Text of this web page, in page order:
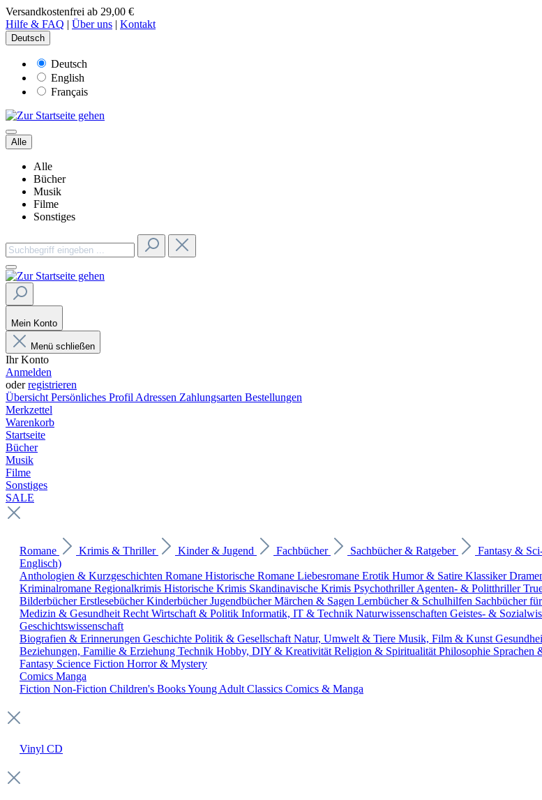
Versandkostenfrei ab 29,00 €
Hilfe & FAQ | Über uns | Kontakt
Deutsch
Deutsch
English
Français
Alle
Alle
Bücher
Musik
Filme
Sonstiges
Mein Konto
Menü schließen
Ihr Konto
Anmelden
oderregistrieren
Übersicht Persönliches Profil Adressen Zahlungsarten Bestellungen
Merkzettel
Warenkorb
Startseite
Bücher
Musik
Filme
Sonstiges
SALE
Romane Krimis & Thriller Kinder & Jugend Fachbücher Sachbücher & Ratgeber Fantasy &
Englisch)
Anthologien & Kurzgeschichten Romane Historische Romane Liebesromane Erotik Humor & Satire Klassiker
Kriminalromane Regionalkrimis Historische Krimis Skandinavische Krimis PsychothrillerAgenten- & Politthriller
BilderbücherErstlesebücherKinderbücherJugendbücherMärchen & Sagen Lernbücher & Schulhilfen Sachbücher
Medizin & Gesundheit Recht Wirtschaft & Politik Informatik, IT & Technik Naturwissenschaften Geistes- &
Geschichtswissenschaft
Biografien & Erinnerungen Geschichte Politik & Gesellschaft Natur, Umwelt & Tiere Musik, Film & Kunst
Beziehungen, Familie & Erziehung Technik Hobby, DIY & Kreativität Religion & Spiritualität Philosophie Sprachen
Fantasy Science Fiction Horror & Mystery
Comics Manga
Fiction Non-Fiction Children's BooksYoung Adult Classics Comics & Manga
Vinyl CD